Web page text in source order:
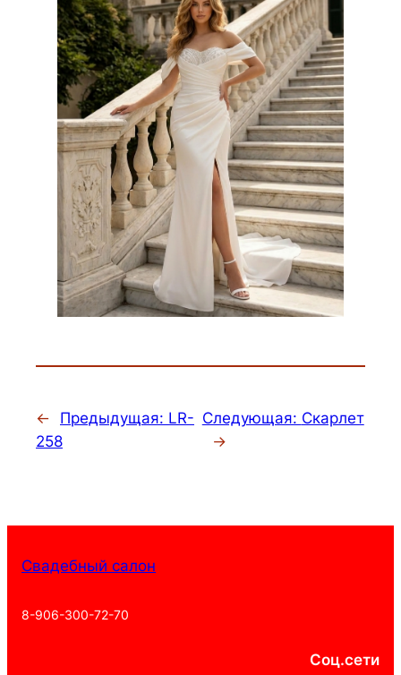
← Предыдущая: LR-
258
Следующая: Скарлет
→
Свадебный салон
8-906-300-72-70
Соц.сети